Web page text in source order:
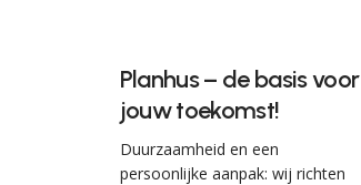
Planhus – de basis voor
jouw toekomst!
Duurzaamheid en een
persoonlijke aanpak: wij richten